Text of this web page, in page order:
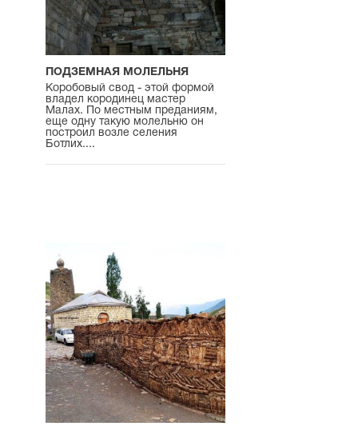
ПОДЗЕМНАЯ МОЛЕЛЬНЯ
Коробовый свод - этой формой
владел кородинец мастер
Малах. По местным преданиям,
еще одну такую молельню он
построил возле селения
Ботлих....